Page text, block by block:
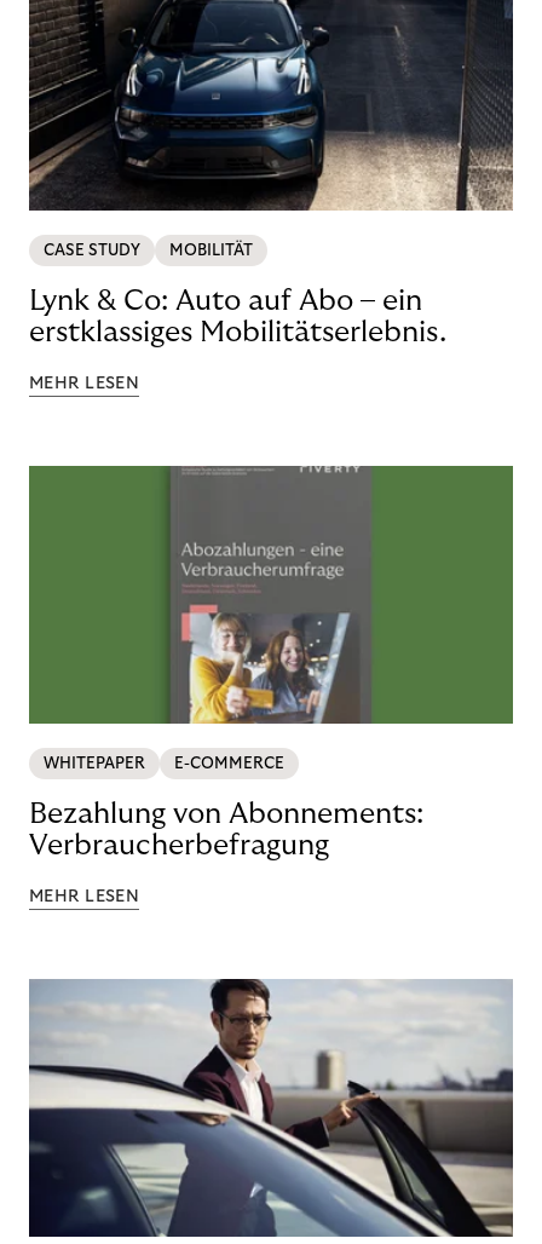
CASE STUDY MOBILITÄT
Lynk & Co: Auto auf Abo – ein
erstklassiges Mobilitätserlebnis.
MEHR LESEN
WHITEPAPER E-COMMERCE
Bezahlung von Abonnements:
Verbraucherbefragung
MEHR LESEN